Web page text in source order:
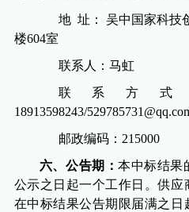
地 址： 吴中国家科技
楼604室
联系人：马虹
联系方
18913598243/
邮政编码： 215000
六、公告期：本中标结果
公示之日起一个工作日。供
在中标结果公告期限届满之